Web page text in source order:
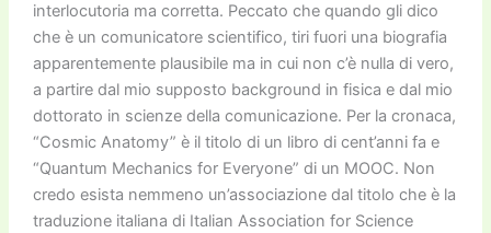
interlocutoria ma corretta. Peccato che quando gli dico
che è un comunicatore scientifico, tiri fuori una biografia
apparentemente plausibile ma in cui non c’è nulla di vero,
a partire dal mio supposto background in fisica e dal mio
dottorato in scienze della comunicazione. Per la cronaca,
“Cosmic Anatomy” è il titolo di un libro di cent’anni fa e
“Quantum Mechanics for Everyone” di un MOOC. Non
credo esista nemmeno un’associazione dal titolo che è la
traduzione italiana di Italian Association for Science